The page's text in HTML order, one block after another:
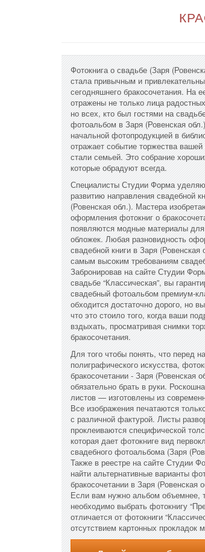
Фотокнига о свадьбе (Заря
стала привычным и
сегодняшнего бракосочетания. На
отражены не только лица
но всех, кто был гостями на
фотоальбом в Заря (Ровенская
начальной фотопродукцией в
отражает событие торжества
стали семьей. Это собрание
которые обрадуют всегда.
Специалисты Студии Форма
развитию направления свадебной
(Ровенская обл.). Мастера
оформления фотокниг о
появляются модные материалы
обложек. Любая разновидность
свадебной книги в Заря (Ровенская
самым высоким требованиям
Забронировав на сайте Студии
свадьбе “Классическая”, вы
свадебный фотоальбом премиум-
обходится достаточно дорого, но
что это стоило того, когда ваши
вздыхать, просматривая снимки
бракосочетания.
Для того чтобы понять, что перед
полиграфического искусства,
бракосочетании - Заря (Ровенская
обязательно брать в руки.
листов — изготовлены из
Все изображения печатаются
с различной фактурой. Листы
проклеиваются специфической
которая дает фотокниге вид
свадебного фотоальбома (Заря
Также в реестре на сайте Студии
найти альтернативные варианты
бракосочетании в Заря (Ровенская
Если вам нужно альбом объемнее,
необходимо выбрать фотокнигу
отличается от фотокниги
отсутствием картонных прокладок